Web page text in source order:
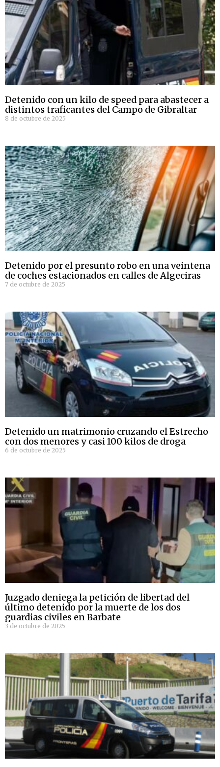
Detenido con un kilo de speed para abastecer a
distintos traficantes del Campo de Gibraltar
8 de octubre de 2025
Detenido por el presunto robo en una veintena
de coches estacionados en calles de Algeciras
7 de octubre de 2025
Detenido un matrimonio cruzando el Estrecho
con dos menores y casi 100 kilos de droga
6 de octubre de 2025
Juzgado deniega la petición de libertad del
último detenido por la muerte de los dos
guardias civiles en Barbate
3 de octubre de 2025